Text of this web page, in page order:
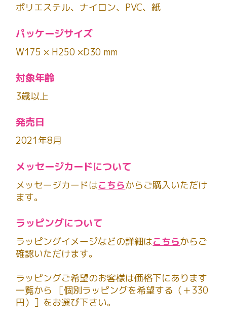
ポリエステル、ナイロン、PVC、紙
パッケージサイズ
W175 × H250 ×D30 mm
対象年齢
3歳以上
発売日
2021年8月
メッセージカードについて
メッセージカードはこちらからご購入いただけ
ます。
ラッピングについて
ラッピングイメージなどの詳細はこちらからご
確認いただけます。
ラッピングご希望のお客様は価格下にあります
一覧から ［個別ラッピングを希望する（＋330
円）］をお選び下さい。